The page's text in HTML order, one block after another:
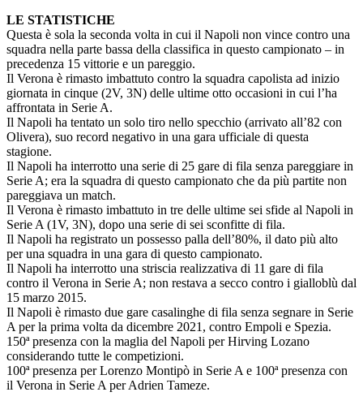
LE STATISTICHE
Questa è sola la seconda volta in cui il Napoli non vince contro una
squadra nella parte bassa della classifica in questo campionato – in
precedenza 15 vittorie e un pareggio.
Il Verona è rimasto imbattuto contro la squadra capolista ad inizio
giornata in cinque (2V, 3N) delle ultime otto occasioni in cui l’ha
affrontata in Serie A.
Il Napoli ha tentato un solo tiro nello specchio (arrivato all’82 con
Olivera), suo record negativo in una gara ufficiale di questa
stagione.
Il Napoli ha interrotto una serie di 25 gare di fila senza pareggiare in
Serie A; era la squadra di questo campionato che da più partite non
pareggiava un match.
Il Verona è rimasto imbattuto in tre delle ultime sei sfide al Napoli in
Serie A (1V, 3N), dopo una serie di sei sconfitte di fila.
Il Napoli ha registrato un possesso palla dell’80%, il dato più alto
per una squadra in una gara di questo campionato.
Il Napoli ha interrotto una striscia realizzativa di 11 gare di fila
contro il Verona in Serie A; non restava a secco contro i gialloblù dal
15 marzo 2015.
Il Napoli è rimasto due gare casalinghe di fila senza segnare in Serie
A per la prima volta da dicembre 2021, contro Empoli e Spezia.
150ª presenza con la maglia del Napoli per Hirving Lozano
considerando tutte le competizioni.
100ª presenza per Lorenzo Montipò in Serie A e 100ª presenza con
il Verona in Serie A per Adrien Tameze.